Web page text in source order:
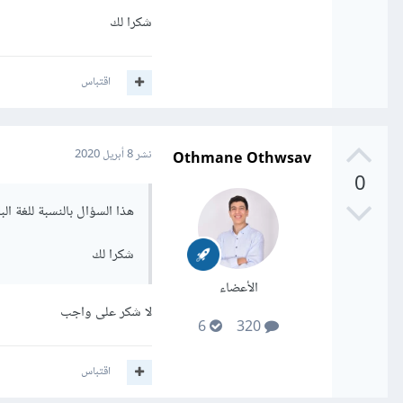
شكرا لك
اقتباس
0
Othmane Othwsav
الأعضاء
نشر8 أبريل 2020
هذا السؤال بالنسبة للغة
شكرا لك
لا شكر على واجب
اقتباس